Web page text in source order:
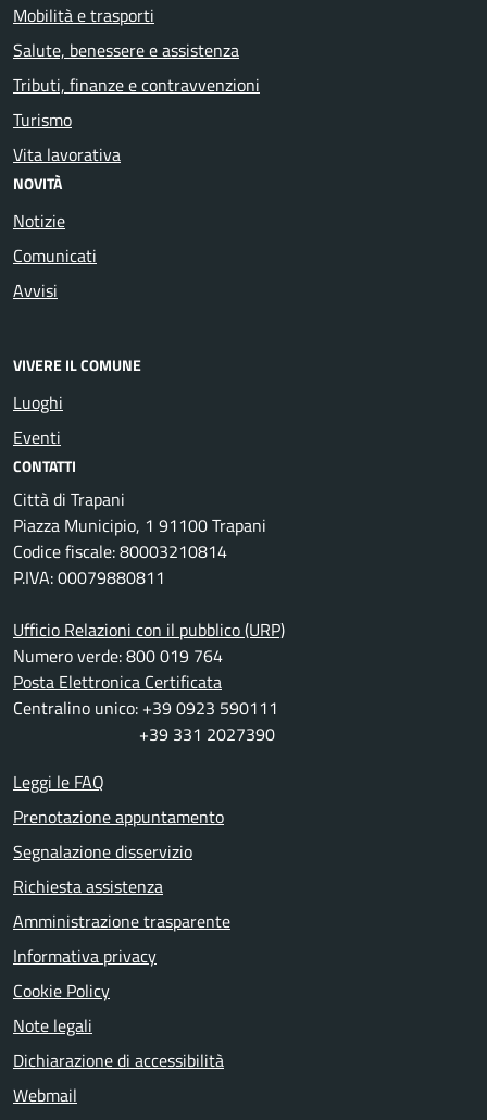
Mobilità e trasporti
Salute, benessere e assistenza
Tributi, finanze e contravvenzioni
Turismo
Vita lavorativa
NOVITÀ
Notizie
Comunicati
Avvisi
VIVERE IL COMUNE
Luoghi
Eventi
CONTATTI
Città di Trapani
Piazza Municipio, 1 91100 Trapani
Codice fiscale: 80003210814
P.IVA: 00079880811
Ufficio Relazioni con il pubblico (URP)
Numero verde: 800 019 764
Posta Elettronica Certificata
Centralino unico: +39 0923 590111
+39 331 2027390
Leggi le FAQ
Prenotazione appuntamento
Segnalazione disservizio
Richiesta assistenza
Amministrazione trasparente
Informativa privacy
Cookie Policy
Note legali
Dichiarazione di accessibilità
Webmail